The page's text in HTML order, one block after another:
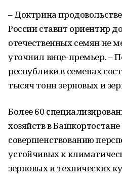
– Доктрина
России ставит ориентир
отечественных семян не
уточнил вице-премьер. –
республики в семенах
тысяч тонн зерновых и
Более 60
хозяйств в
совершенствованию
устойчивых к
зерновых и технических